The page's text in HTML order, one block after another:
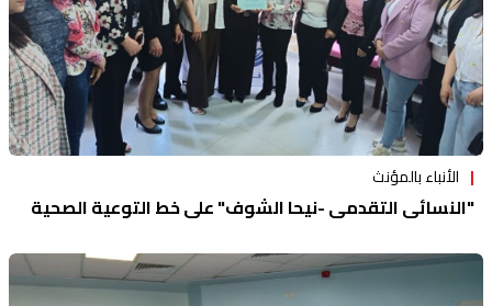
الأنباء بالمؤنث
"النسائي التقدمي -نيحا الشوف" على خط التوعية الصحية